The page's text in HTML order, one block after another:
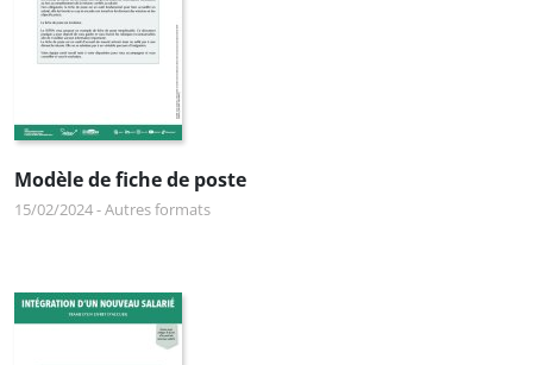
Modèle de fiche de poste
15/02/2024-Autres formats